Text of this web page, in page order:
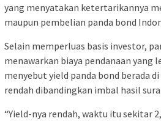
yang menyatakan ketertarikannya
maupun pembelian panda bond
Selain memperluas basis investor,
menawarkan biaya pendanaan yang
menyebut yield panda bond berada
rendah dibandingkan imbal hasil
“Yield-nya rendah, waktu itu sekitar